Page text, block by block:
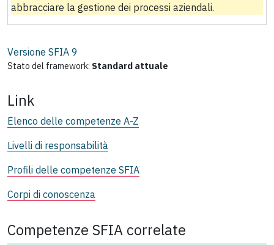
abbracciare la gestione dei processi aziendali.
Versione SFIA 9
Stato del framework: Standard attuale
Link
Elenco delle competenze A-Z
Livelli di responsabilità
Profili delle competenze SFIA
Corpi di conoscenza
Competenze SFIA correlate